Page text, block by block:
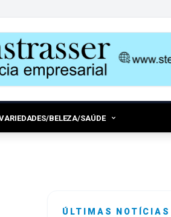
BELEZA/SAÚDE
ÚLTIMAS NOTÍCIAS